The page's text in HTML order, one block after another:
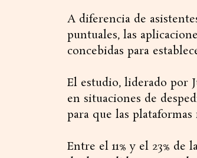
A diferencia de
puntuales, las
concebidas para
El estudio, liderado por
en situaciones de
para que las
Entre el 11% y el 23%